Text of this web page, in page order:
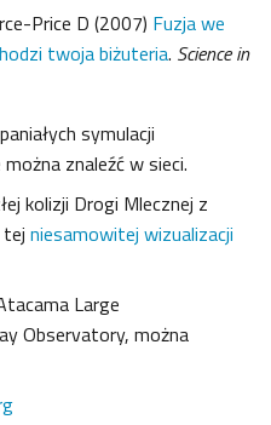
Price D (2007) Fuzja we
twoja biżuteria. Science in
symulacji
znaleźć w sieci.
kolizji Drogi Mlecznej z
niesamowitej wizualizacji
Large
Observatory, można